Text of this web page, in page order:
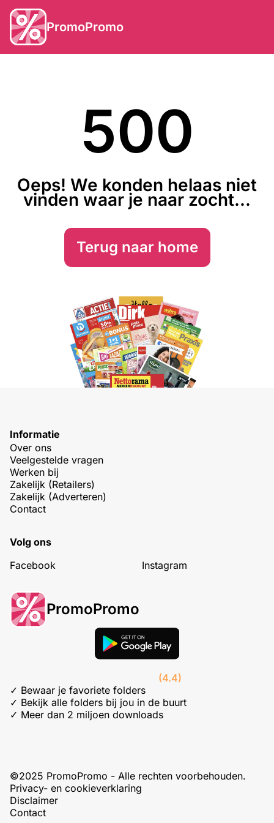
PromoPromo
500
Oeps! We konden helaas niet
vinden waar je naar zocht...
Terug naar home
Informatie
Over ons
Veelgestelde vragen
Werken bij
Zakelijk (Retailers)
Zakelijk (Adverteren)
Contact
Volg ons
Facebook
Instagram
PromoPromo
(4.4)
✓ Bewaar je favoriete folders
✓ Bekijk alle folders bij jou in de buurt
✓ Meer dan 2 miljoen downloads
©2025 PromoPromo - Alle rechten voorbehouden.
Privacy- en cookieverklaring
Disclaimer
Contact